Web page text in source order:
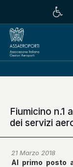
Fiumicino n.1
dei servizi
21 Marzo 2018
Al primo posto